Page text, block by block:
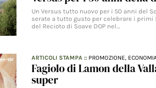
Un Versus tutto nuovo per i 50 anni del
serate a tutto gusto per celebrare i primi
del Recioto di Soave DOP nel…
ARTICOLI STAMPA :: PROMOZIONE,
Fagiolo di Lamon della
super